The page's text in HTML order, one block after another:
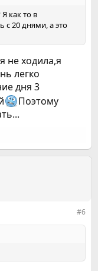
как то в
с 20 днями, а это
не ходила,я
легко
дня 3
Поэтому
#6